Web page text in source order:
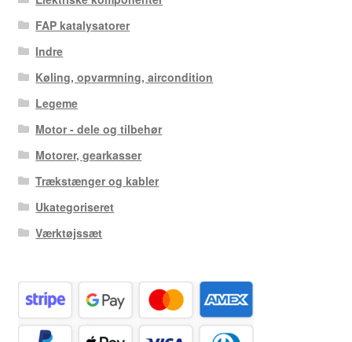
FAP katalysatorer
Indre
Køling, opvarmning, aircondition
Legeme
Motor - dele og tilbehør
Motorer, gearkasser
Trækstænger og kabler
Ukategoriseret
Værktøjssæt